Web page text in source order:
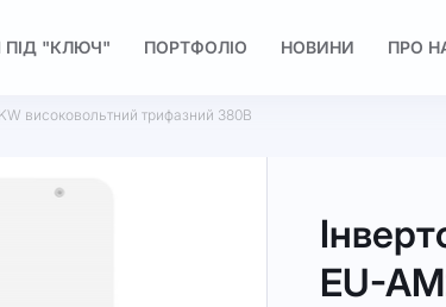
ПІД "КЛЮЧ" ПОРТФОЛІО НОВИНИ ПРО
високовольтний трифазний 380В
EU-